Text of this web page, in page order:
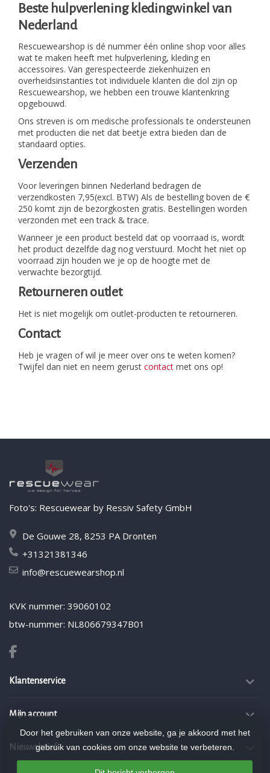
Beste hulpverlening kledingwinkel van
Nederland
Rescuewearshop is dé nummer één online shop voor alles
wat te maken heeft met hulpverlening, kleding en
accessoires. Van gerespecteerde ziekenhuizen en
overheidsinstanties tot individuele klanten die dol zijn op
Rescuewearshop, we hebben een trouwe klantenkring
opgebouwd.
Ons streven is om medische professionals te ondersteunen
met producten die net dat beetje extra bieden dan de
standaard opties.
Verzenden
Voor leveringen binnen Nederland bedragen de
verzendkosten 7,95(excl. BTW) Als de bestelling boven de €
250 komt zijn de bezorgkosten gratis. Bestellingen worden
verzonden met een track & trace.
Wanneer je een product besteld dat op voorraad is, wordt
het product dezelfde dag nog verstuurd. Mocht het niet op
voorraad zijn houden we je op de hoogte met de
verwachte bezorgtijd.
Retourneren outlet
Het is niet mogelijk om outlet-producten te retourneren.
Contact
Heb je vragen of wil je meer over ons te weten komen?
Twijfel dan niet en neem gerust contact met ons op!
Foto's: Rescuewear by Ressiv Safety GmbH
De Gouwe 28, 8253 PA Dronten
+31321381346
info@rescuewearshop.nl
KVK nummer: 39060102
btw-nummer: NL806679347B01
Klantenservice
Mijn account
Nieuwsbrief
Door het gebruiken van onze website, ga je akkoord met het
gebruik van cookies om onze website te verbeteren.